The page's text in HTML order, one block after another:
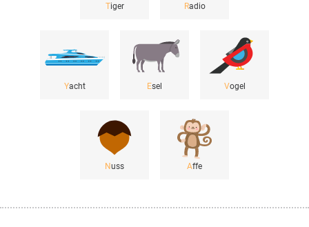
Tiger Radio
Yacht Esel Vogel
Nuss Affe